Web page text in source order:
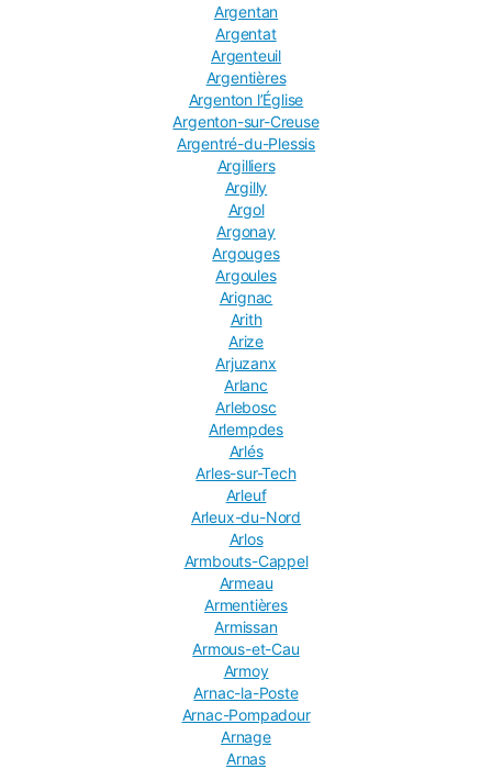
Argentan
Argentat
Argenteuil
Argentières
Argenton lʼÉglise
Argenton-sur-Creuse
Argentré-du-Plessis
Argilliers
Argilly
Argol
Argonay
Argouges
Argoules
Arignac
Arith
Arize
Arjuzanx
Arlanc
Arlebosc
Arlempdes
Arlés
Arles-sur-Tech
Arleuf
Arleux-du-Nord
Arlos
Armbouts-Cappel
Armeau
Armentières
Armissan
Armous-et-Cau
Armoy
Arnac-la-Poste
Arnac-Pompadour
Arnage
Arnas